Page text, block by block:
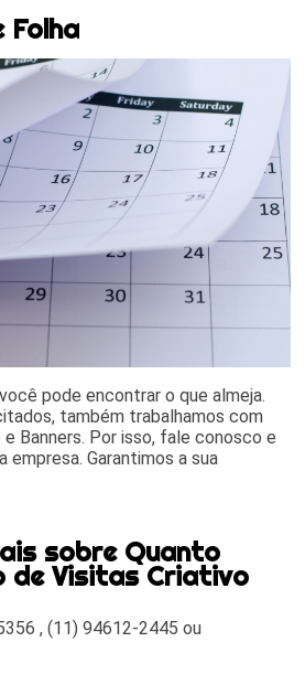
Folha
pode encontrar o que almeja.
também trabalhamos com
Banners. Por isso, fale conosco e
empresa. Garantimos a sua
sobre Quanto
de Visitas Criativo
,(11) 94612-2445 ou